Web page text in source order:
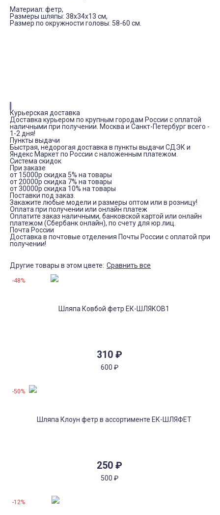
Материал: фетр,
Размеры шляпы: 38х34х13 см,
Размер по окружности головы: 58-60 см.
Курьерская доставка
Доставка курьером по крупным городам России с оплатой
наличными при получении. Москва и Санкт-Петербург всего -
1-2 дня!
Пункты выдачи
Быстрая, недорогая доставка в пункты выдачи СДЭК и
Яндекс Маркет по России с наложенным платежом.
Система скидок
При заказе
от 15000р скидка 5% на товары
от 20000р скидка 7% на товары
от 30000р скидка 10% на товары
Поставки под заказ.
Закажите любые модели и размеры оптом или в розницу!
Оплата при получении или онлайн платеж
Оплатите заказ наличными, банковской картой или онлайн
платежом (Сбербанк онлайн), по счету для юр.лиц.
Почта России
Доставка в почтовые отделения Почты России с оплатой при
получении!
Другие товары в этом цвете: Сравнить все
310 ₽
600 ₽
-48%
250 ₽
500 ₽
-50%
-12%